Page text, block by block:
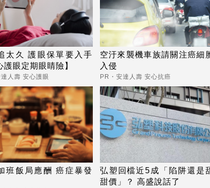
太久 護眼保單要入手
護眼定期眼睛險】
人壽 安心護眼
空汙來襲機車族請關注癌細
入侵
PR・安達人壽 安心抗癌
班飯局應酬 癌症暴發
弘塑回檔近5成「陷阱還是
甜價」？ 高盛說話了